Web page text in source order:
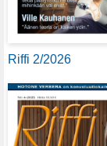
Riffi 2/2026